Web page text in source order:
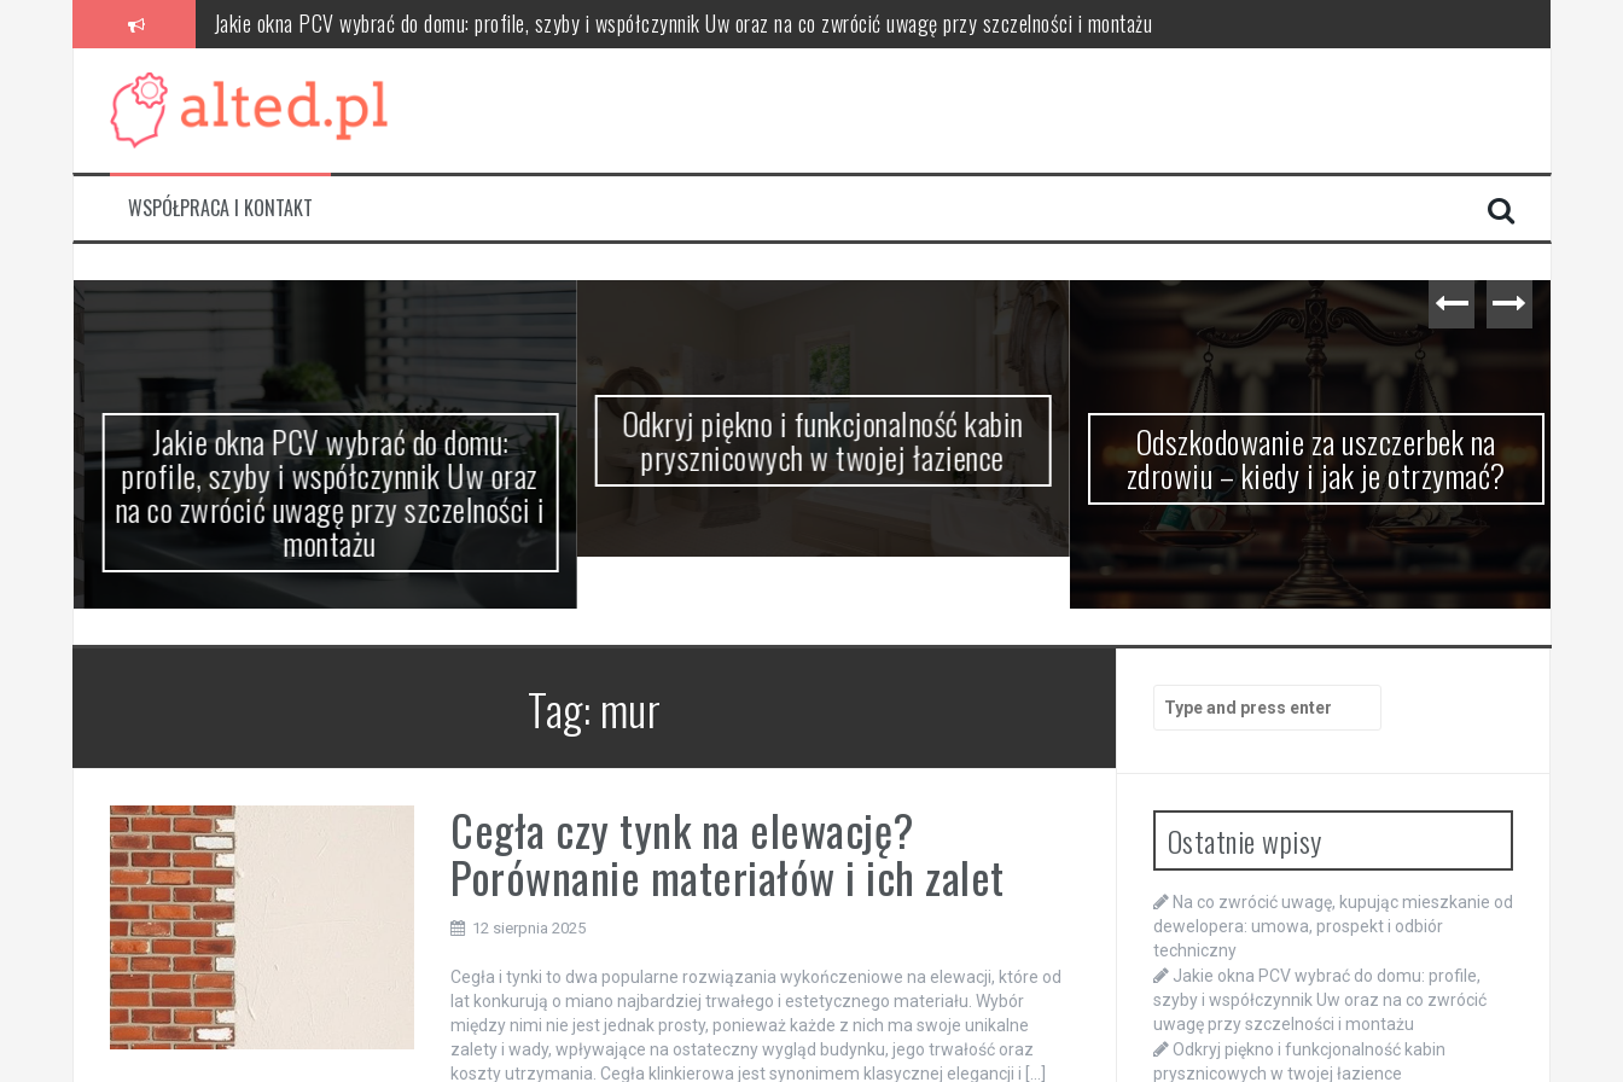
Jakie okna PCV wybrać do domu: profile, szyby i współczynnik Uw oraz na co zwrócić uwagę przy szczelności i montażu
Odszkodowanie za uszczerbek na zdrowiu – kiedy i jak je otrzymać?
Jak wybrać najlepszą ofertę oklejania samochodów? Jakość folii i techniki
WSPÓŁPRACA I KONTAKT
Jakie okna PCV wybrać do domu:
profile, szyby i współczynnik Uw oraz
na co zwrócić uwagę przy szczelności i
montażu
Odkryj piękno i funkcjonalność kabin
prysznicowych w twojej łazience Odszkodowanie za uszczerbek na
zdrowiu – kiedy i jak je otrzymać?
Tag: mur
Cegła czy tynk na elewację?
Porównanie materiałów i ich zalet
12 sierpnia 2025
Cegła i tynki to dwa popularne rozwiązania wykończeniowe na elewacji, które od
lat konkurują o miano najbardziej trwałego i estetycznego materiału. Wybór
między nimi nie jest jednak prosty, ponieważ każde z nich ma swoje unikalne
zalety i wady, wpływające na ostateczny wygląd budynku, jego trwałość oraz
koszty utrzymania. Cegła klinkierowa jest synonimem klasycznej elegancji i […]
for:
Ostatnie wpisy
Na co zwrócić uwagę, kupując mieszkanie od
dewelopera: umowa, prospekt i odbiór
techniczny
Jakie okna PCV wybrać do domu: profile,
szyby i współczynnik Uw oraz na co zwrócić
uwagę przy szczelności i montażu
Odkryj piękno i funkcjonalność kabin
prysznicowych w twojej łazience